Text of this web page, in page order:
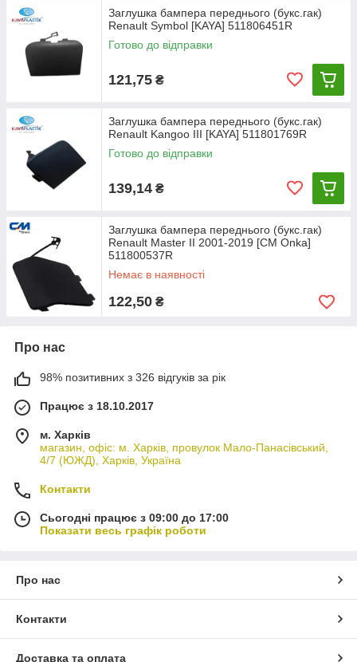
Заглушка бампера переднього (букс.гак)
Renault Symbol [KAYA] 511806451R
Готово до відправки
121,75 ₴
Заглушка бампера переднього (букс.гак)
Renault Kangoo III [KAYA] 511801769R
Готово до відправки
139,14 ₴
Заглушка бампера переднього (букс.гак)
Renault Master II 2001-2019 [СМ Onka]
511800537R
Немає в наявності
122,50 ₴
Про нас
98% позитивних з 326 відгуків за рік
Працює з 18.10.2017
м. Харків
магазин, офіс: м. Харків, провулок Мало-Панасівський,
4/7 (ЮЖД), Харків, Україна
Контакти
Сьогодні працює з 09:00 до 17:00
Показати весь графік роботи
Про нас
Контакти
Доставка та оплата